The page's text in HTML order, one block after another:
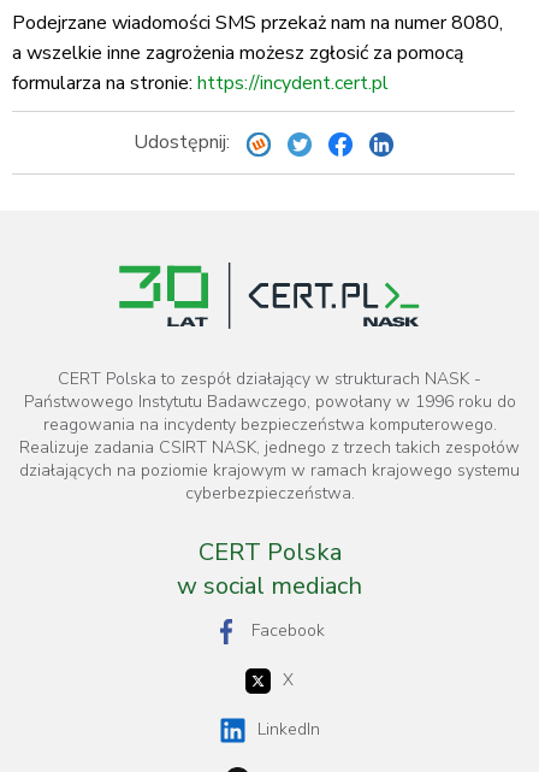
Podejrzane wiadomości SMS przekaż nam na numer 8080,
a wszelkie inne zagrożenia możesz zgłosić za pomocą
formularza na stronie: https://incydent.cert.pl
Udostępnij:
CERT Polska to zespół działający w strukturach NASK -
Państwowego Instytutu Badawczego, powołany w 1996 roku do
reagowania na incydenty bezpieczeństwa komputerowego.
Realizuje zadania CSIRT NASK, jednego z trzech takich zespołów
działających na poziomie krajowym w ramach krajowego systemu
cyberbezpieczeństwa.
CERT Polska
w social mediach
Facebook
X
LinkedIn